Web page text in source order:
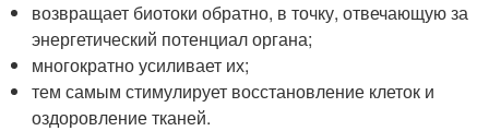
возвращает биотоки обратно, в точку, отвечающую за
энергетический потенциал органа;
многократно усиливает их;
тем самым стимулирует восстановление клеток и
оздоровление тканей.